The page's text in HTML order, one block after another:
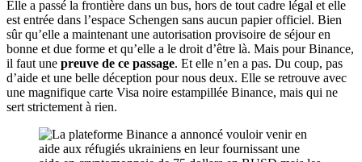
Elle a passé la frontière dans un bus, hors de tout cadre légal et elle
est entrée dans l’espace Schengen sans aucun papier officiel. Bien
sûr qu’elle a maintenant une autorisation provisoire de séjour en
bonne et due forme et qu’elle a le droit d’être là. Mais pour Binance,
il faut une preuve de ce passage. Et elle n’en a pas. Du coup, pas
d’aide et une belle déception pour nous deux. Elle se retrouve avec
une magnifique carte Visa noire estampillée Binance, mais qui ne
sert strictement à rien.